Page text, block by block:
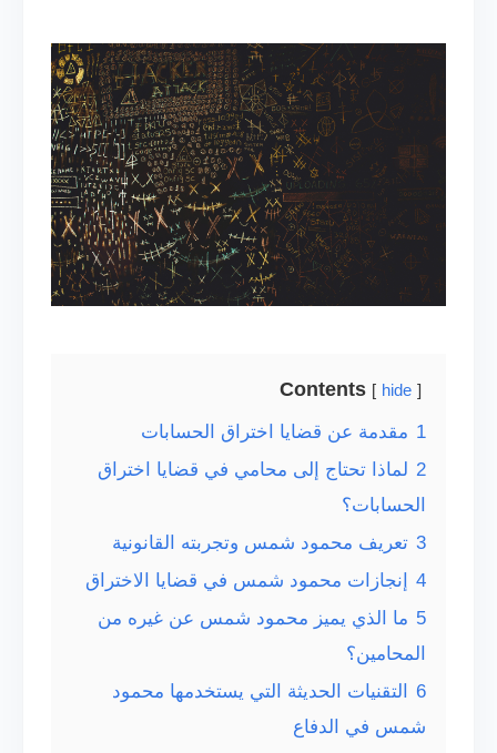
Contents hide
1 مقدمة عن قضايا اختراق الحسابات
2 لماذا تحتاج إلى محامي في قضايا اختراق
الحسابات؟
3 تعريف محمود شمس وتجربته القانونية
4
إنجازات محمود شمس في قضايا الاختراق
5 ما الذي يميز محمود شمس عن غيره من
المحامين؟
6
التقنيات الحديثة التي يستخدمها محمود
شمس في الدفاع